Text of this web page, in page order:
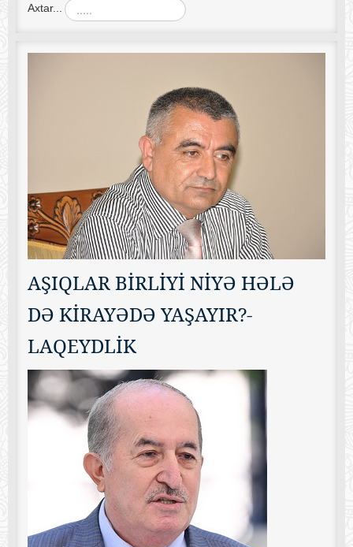
Axtar...
AŞIQLAR BİRLİYİ NİYƏ HƏLƏ
DƏ KİRAYƏDƏ YAŞAYIR?-
LAQEYDLİK